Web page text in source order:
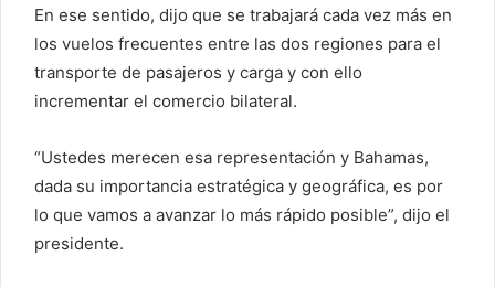
En ese sentido, dijo que se trabajará cada vez más en
los vuelos frecuentes entre las dos regiones para el
transporte de pasajeros y carga y con ello
incrementar el comercio bilateral.
“Ustedes merecen esa representación y Bahamas,
dada su importancia estratégica y geográfica, es por
lo que vamos a avanzar lo más rápido posible”, dijo el
presidente.